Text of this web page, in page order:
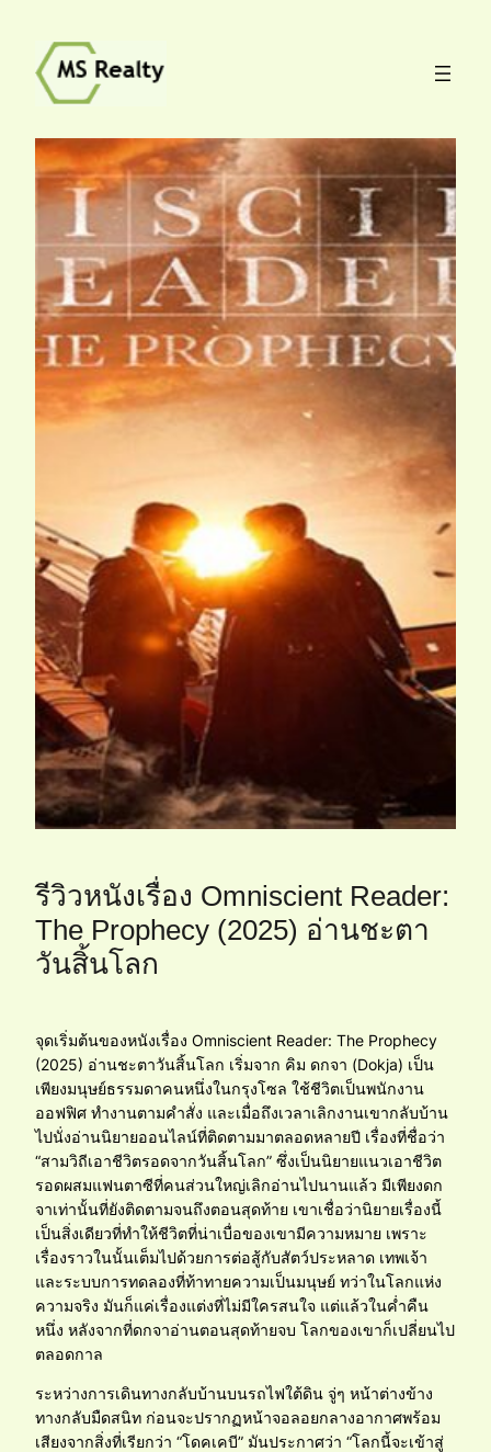
เนื้อหา
รีวิวหนังเรื่อง Omniscient Reader:
The Prophecy (2025) อ่านชะตา
วันสิ้นโลก
จุดเริ่มต้นของหนังเรื่อง Omniscient Reader: The Prophecy
(2025) อ่านชะตาวันสิ้นโลก เริ่มจาก คิม ดกจา (Dokja) เป็น
เพียงมนุษย์ธรรมดาคนหนึ่งในกรุงโซล ใช้ชีวิตเป็นพนักงาน
ออฟฟิศ ทำงานตามคำสั่ง และเมื่อถึงเวลาเลิกงานเขากลับบ้าน
ไปนั่งอ่านนิยายออนไลน์ที่ติดตามมาตลอดหลายปี เรื่องที่ชื่อว่า
“สามวิถีเอาชีวิตรอดจากวันสิ้นโลก” ซึ่งเป็นนิยายแนวเอาชีวิต
รอดผสมแฟนตาซีที่คนส่วนใหญ่เลิกอ่านไปนานแล้ว มีเพียงดก
จาเท่านั้นที่ยังติดตามจนถึงตอนสุดท้าย เขาเชื่อว่านิยายเรื่องนี้
เป็นสิ่งเดียวที่ทำให้ชีวิตที่น่าเบื่อของเขามีความหมาย เพราะ
เรื่องราวในนั้นเต็มไปด้วยการต่อสู้กับสัตว์ประหลาด เทพเจ้า
และระบบการทดลองที่ท้าทายความเป็นมนุษย์ ทว่าในโลกแห่ง
ความจริง มันก็แค่เรื่องแต่งที่ไม่มีใครสนใจ แต่แล้วในค่ำคืน
หนึ่ง หลังจากที่ดกจาอ่านตอนสุดท้ายจบ โลกของเขาก็เปลี่ยนไป
ตลอดกาล
ระหว่างการเดินทางกลับบ้านบนรถไฟใต้ดิน จู่ๆ หน้าต่างข้าง
ทางกลับมืดสนิท ก่อนจะปรากฏหน้าจอลอยกลางอากาศพร้อม
เสียงจากสิ่งที่เรียกว่า “โดคเคบี” มันประกาศว่า “โลกนี้จะเข้าสู่